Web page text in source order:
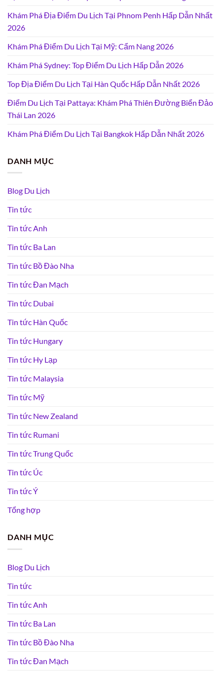
Khám Phá Địa Điểm Du Lịch Tại Phnom Penh Hấp Dẫn Nhất
2026
Khám Phá Điểm Du Lịch Tại Mỹ: Cẩm Nang 2026
Khám Phá Sydney: Top Điểm Du Lịch Hấp Dẫn 2026
Top Địa Điểm Du Lịch Tại Hàn Quốc Hấp Dẫn Nhất 2026
Điểm Du Lịch Tại Pattaya: Khám Phá Thiên Đường Biển Đảo
Thái Lan 2026
Khám Phá Điểm Du Lịch Tại Bangkok Hấp Dẫn Nhất 2026
DANH MỤC
Blog Du Lịch
Tin tức
Tin tức Anh
Tin tức Ba Lan
Tin tức Bồ Đào Nha
Tin tức Đan Mạch
Tin tức Dubai
Tin tức Hàn Quốc
Tin tức Hungary
Tin tức Hy Lạp
Tin tức Malaysia
Tin tức Mỹ
Tin tức New Zealand
Tin tức Rumani
Tin tức Trung Quốc
Tin tức Úc
Tin tức Ý
Tổng hợp
DANH MỤC
Blog Du Lịch
Tin tức
Tin tức Anh
Tin tức Ba Lan
Tin tức Bồ Đào Nha
Tin tức Đan Mạch